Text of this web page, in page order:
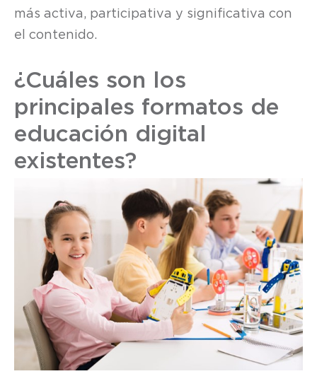
más activa, participativa y significativa con
el contenido.
¿Cuáles son los
principales formatos de
educación digital
existentes?